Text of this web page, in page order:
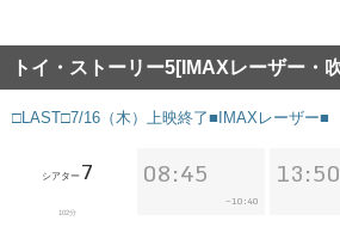
トイ・ストーリー5[IMAXレーザー・
□LAST□7/16（木）上映終了■IMAXレーザー■
シアター 7
102分
08:45
~10:40
13:50